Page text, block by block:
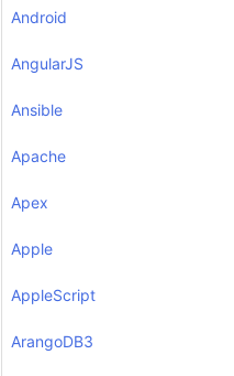
Android
AngularJS
Ansible
Apache
Apex
Apple
AppleScript
ArangoDB3